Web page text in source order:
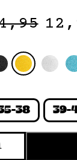
38 39-